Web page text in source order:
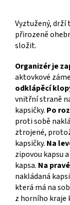
Vyztužený, drží
přirozeně
složit.
Organizérje
aktovkové
odklápěcí
vnitřní straně
kapsičky. Po
proti sobě
ztrojené,
kapsičky. Na
zipovou kapsu
kapsa. Na
nakládaná
která má na
z horního kraje